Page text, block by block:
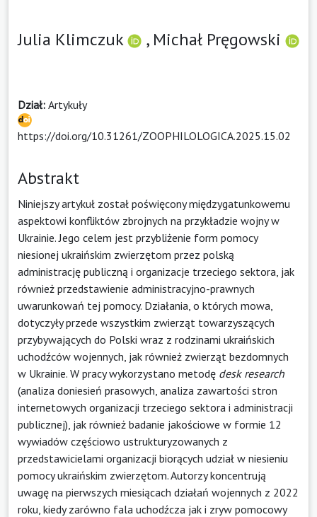
Julia Klimczuk , Michał Pręgowski
Dział: Artykuły
https://doi.org/10.31261/ZOOPHILOLOGICA.2025.15.02
Abstrakt
Niniejszy artykuł został poświęcony międzygatunkowemu
aspektowi konfliktów zbrojnych na przykładzie wojny w
Ukrainie. Jego celem jest przybliżenie form pomocy
niesionej ukraińskim zwierzętom przez polską
administrację publiczną i organizacje trzeciego sektora, jak
również przedstawienie administracyjno-prawnych
uwarunkowań tej pomocy. Działania, o których mowa,
dotyczyły przede wszystkim zwierząt towarzyszących
przybywających do Polski wraz z rodzinami ukraińskich
uchodźców wojennych, jak również zwierząt bezdomnych
w Ukrainie. W pracy wykorzystano metodę desk research
(analiza doniesień prasowych, analiza zawartości stron
internetowych organizacji trzeciego sektora i administracji
publicznej), jak również badanie jakościowe w formie 12
wywiadów częściowo ustrukturyzowanych z
przedstawicielami organizacji biorących udział w niesieniu
pomocy ukraińskim zwierzętom. Autorzy koncentrują
uwagę na pierwszych miesiącach działań wojennych z 2022
roku, kiedy zarówno fala uchodźcza jak i zryw pomocowy